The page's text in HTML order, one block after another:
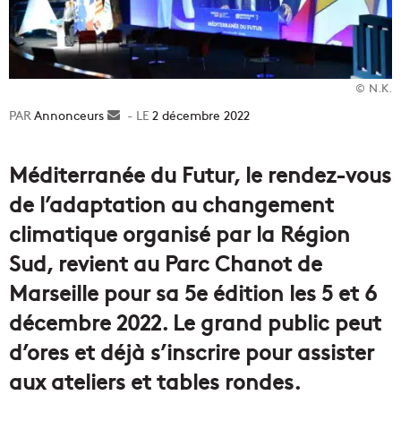
© N.K.
Annonceurs
Envoyer2 décembre 2022
Méditerranée du Futur, le rendez-vous
de l’adaptation au changement
climatique organisé par la Région
Sud, revient au Parc Chanot de
Marseille pour sa 5e édition les 5 et 6
décembre 2022. Le grand public peut
d’ores et déjà s’inscrire pour assister
aux ateliers et tables rondes.